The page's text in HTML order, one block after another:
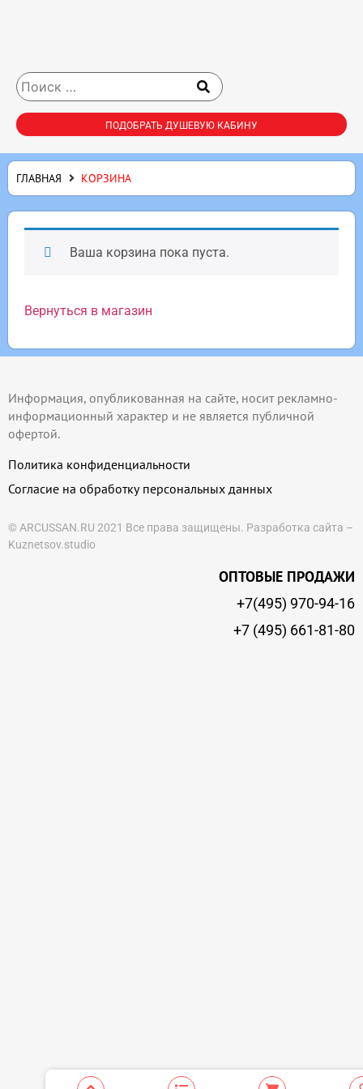
ПОДОБРАТЬ ДУШЕВУЮ КАБИНУ
ГЛАВНАЯ КОРЗИНА
Ваша корзина пока пуста.
Вернуться в магазин
Информация, опубликованная на сайте, носит рекламно-
информационный характер и не является публичной
офертой.
Политика конфиденциальности
Согласие на обработку персональных данных
© ARCUSSAN.RU 2021 Все права защищены. Разработка сайта –
Kuznetsov.studio
ОПТОВЫЕ ПРОДАЖИ
+7(495) 970-94-16
+7 (495) 661-81-80